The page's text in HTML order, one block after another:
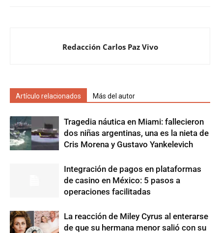
Redacción Carlos Paz Vivo
Artículo relacionados Más del autor
Tragedia náutica en Miami: fallecieron
dos niñas argentinas, una es la nieta de
Cris Morena y Gustavo Yankelevich
Integración de pagos en plataformas
de casino en México: 5 pasos a
operaciones facilitadas
La reacción de Miley Cyrus al enterarse
de que su hermana menor salió con su